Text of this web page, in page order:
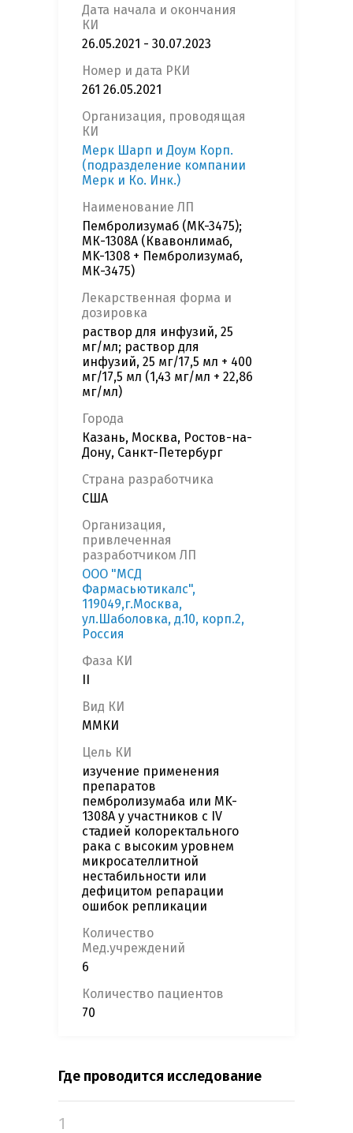
Дата начала и окончания
КИ
26.05.2021 - 30.07.2023
Номер и дата РКИ
261 26.05.2021
Организация, проводящая
КИ
Мерк Шарп и Доум Корп.
(подразделение компании
Мерк и Ко. Инк.)
Наименование ЛП
Пембролизумаб (MK-3475);
МК-1308А (Квавонлимаб,
MK-1308 + Пембролизумаб,
МК-3475)
Лекарственная форма и
дозировка
раствор для инфузий, 25
мг/мл; раствор для
инфузий, 25 мг/17,5 мл + 400
мг/17,5 мл (1,43 мг/мл + 22,86
мг/мл)
Города
Казань, Москва, Ростов-на-
Дону, Санкт-Петербург
Страна разработчика
США
Организация,
привлеченная
разработчиком ЛП
ООО "МСД
Фармасьютикалс",
119049,г.Москва,
ул.Шаболовка, д.10, корп.2,
Россия
Фаза КИ
Вид КИ
ММКИ
Цель КИ
изучение применения
препаратов
пембролизумаба или MK-
1308A у участников с IV
стадией колоректального
рака с высоким уровнем
микросателлитной
нестабильности или
дефицитом репарации
ошибок репликации
Количество
Мед.учреждений
6
Количество пациентов
70
Где проводится исследование
1